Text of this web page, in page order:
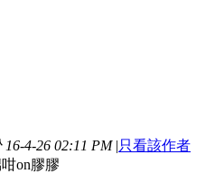
16-4-26 02:11 PM |只看該作者
on膠膠